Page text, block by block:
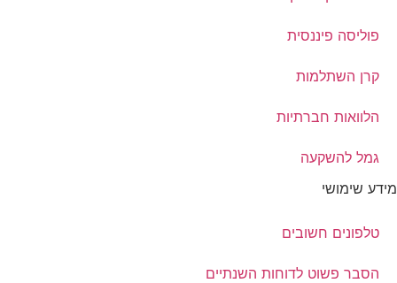
פוליסה פיננסית
קרן השתלמות
הלוואות חברתיות
גמל להשקעה
מידע שימושי
טלפונים חשובים
הסבר פשוט לדוחות השנתיים